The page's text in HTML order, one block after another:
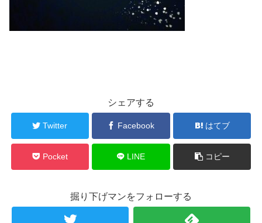
シェアする
Twitter Facebook はてブ
Pocket LINE コピー
掘り下げマンをフォローする